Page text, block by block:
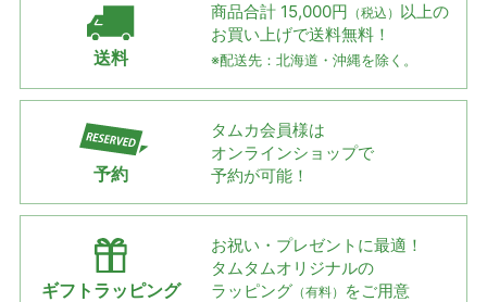
送料
商品合計 15,000円 （税込） 以上の
お買い上げで送料無料！
※配送先：北海道・沖縄を除く。
予約
タムカ会員様は
オンラインショップで
予約が可能！
ギフトラッピング
お祝い・プレゼントに最適！
タムタムオリジナルの
ラッピング （有料） をご用意